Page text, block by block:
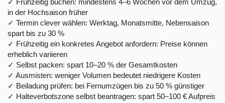
in der Hochsaison früher
✓ Termin clever wählen: Werktag, Monatsmitte, Nebensaison
spart bis zu 30 %
✓ Frühzeitig ein konkretes Angebot anfordern: Preise können
erheblich variieren
✓ Selbst packen: spart 10–20 % der Gesamtkosten
✓ Ausmisten: weniger Volumen bedeutet niedrigere Kosten
✓ Beiladung prüfen: bei Fernumzügen bis zu 50 % günstiger
✓ Halteverbotszone selbst beantragen: spart 50–100 € Aufpreis